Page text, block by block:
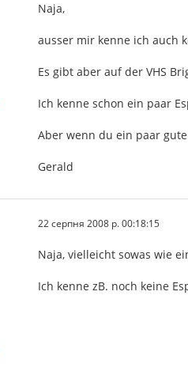
Naja,
ausser mir kenne ich auch
Es gibt aber auf der VHS
Ich kenne schon ein paar
Aber wenn du ein paar
Gerald
22 серпня 2008 р. 00:18:15
Naja, vielleicht sowas wie
Ich kenne zB. noch keine